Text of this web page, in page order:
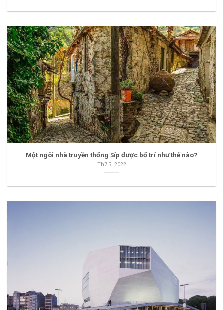
Một ngôi nhà truyền thống Síp được bố trí như thế nào?
Th7 7, 2022